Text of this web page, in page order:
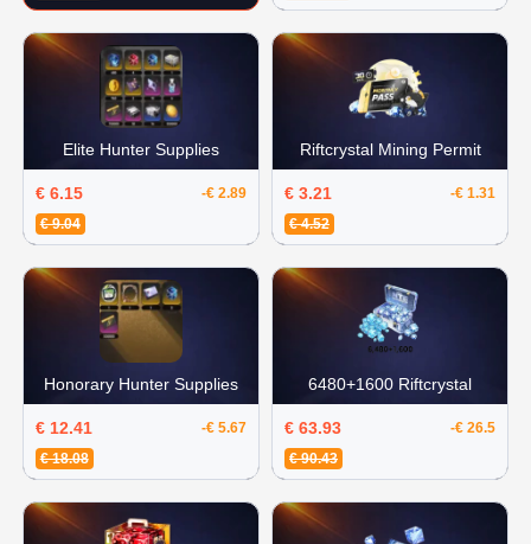
Elite Hunter Supplies
€ 6.15
-€ 2.89
€ 9.04
Riftcrystal Mining Permit
€ 3.21
-€ 1.31
€ 4.52
Honorary Hunter Supplies
€ 12.41
-€ 5.67
€ 18.08
6480+1600 Riftcrystal
€ 63.93
-€ 26.5
€ 90.43